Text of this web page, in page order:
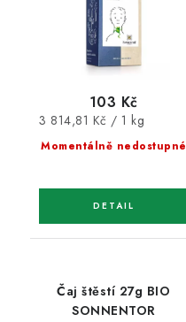
Momentálně nedostupné
103 Kč
Měrná
cena:
3 814,81 Kč / 1 kg
Čaj štěstí 27g BIO
SONNENTOR